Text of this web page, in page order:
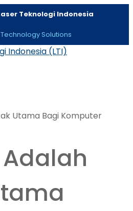
Teknologi Indonesia
Solutions